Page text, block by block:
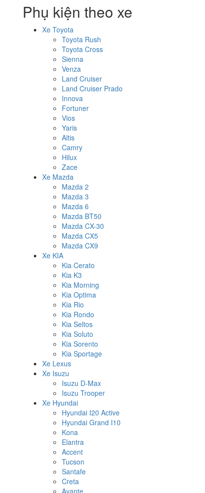
Phụ kiện theo xe
Xe Toyota
Toyota Rush
Toyota Cross
Sienna
Venza
Land Cruiser
Land Cruiser Prado
Innova
Fortuner
Vios
Yaris
Altis
Camry
Hilux
Zace
Xe Mazda
Mazda 2
Mazda 3
Mazda 6
Mazda BT50
Mazda CX-30
Mazda CX5
Mazda CX9
Xe KIA
Kia Cerato
Kia K3
Kia Morning
Kia Optima
Kia Rio
Kia Rondo
Kia Seltos
Kia Soluto
Kia Sorento
Kia Sportage
Xe Lexus
Xe Isuzu
Isuzu D-Max
Isuzu Trooper
Xe Hyundai
Hyundai I20 Active
Hyundai Grand I10
Kona
Elantra
Accent
Tucson
Santafe
Creta
Avante